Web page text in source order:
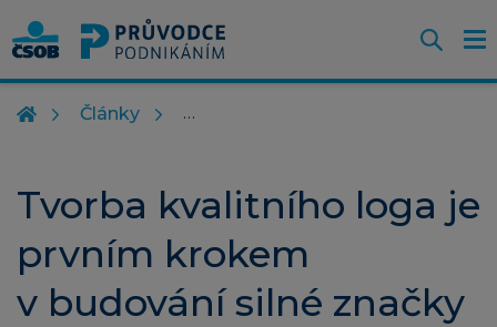
Články
Tvorba kvalitního loga je
prvním krokem
v budování silné značky